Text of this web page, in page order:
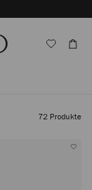
72 Produkte